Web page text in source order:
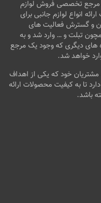
مرجع تخصصی فروش لوازم
را از سال ۹۸ با هدف ارائه انواع لوازم جانبی برای
و گسترش فعالیت های
تبلت و … وارد شد و به
های دیگری که وجود یک مرجع
خواهد شد.
مشتریان خود که یکی از اهداف
تا به کیفیت محصولات ارائه
باشد.